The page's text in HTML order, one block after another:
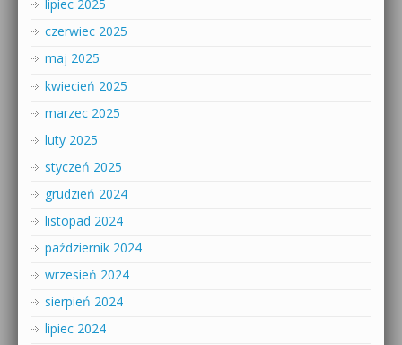
lipiec 2025
czerwiec 2025
maj 2025
kwiecień 2025
marzec 2025
luty 2025
styczeń 2025
grudzień 2024
listopad 2024
październik 2024
wrzesień 2024
sierpień 2024
lipiec 2024